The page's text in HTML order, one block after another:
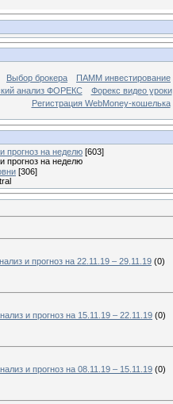
Выбор брокера ПАММ инвестирование
анализ ФОРЕКС
Форекс видео уроки
Регистрация WebMoney-кошелька
прогноз на неделю [603]
прогноз на неделю
[306]
и прогноз на 22.11.19 – 29.11.19 (0)
и прогноз на 15.11.19 – 22.11.19 (0)
и прогноз на 08.11.19 – 15.11.19 (0)